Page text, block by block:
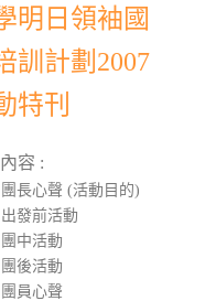
明日領袖國
訓計劃2007
特刊
容 :
團長心聲 (活動目的)
出發前活動
團中活動
團後活動
團員心聲